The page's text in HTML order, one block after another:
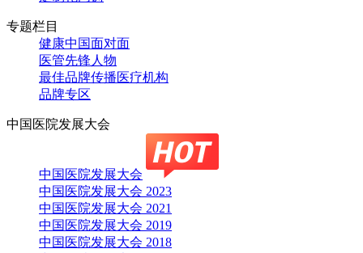
专题栏目
健康中国面对面
医管先锋人物
最佳品牌传播医疗机构
品牌专区
中国医院发展大会
中国医院发展大会
中国医院发展大会 2023
中国医院发展大会 2021
中国医院发展大会 2019
中国医院发展大会 2018